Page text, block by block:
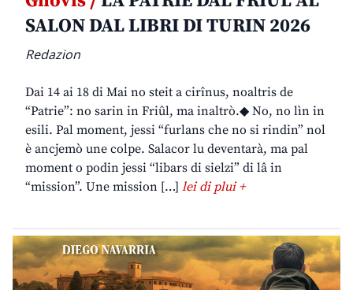
SALON DAL LIBRI DI TURIN 2026
Redazion
Dai 14 ai 18 di Mai no steit a cirînus, noaltris de
“Patrie”: no sarin in Friûl, ma inaltrò.◆ No, no lìn in
esili. Pal moment, jessi “furlans che no si rindin” nol
è ancjemò une colpe. Salacor lu deventarà, ma pal
moment o podin jessi “libars di sielzi” di lâ in
“mission”. Une mission […] lei di plui +